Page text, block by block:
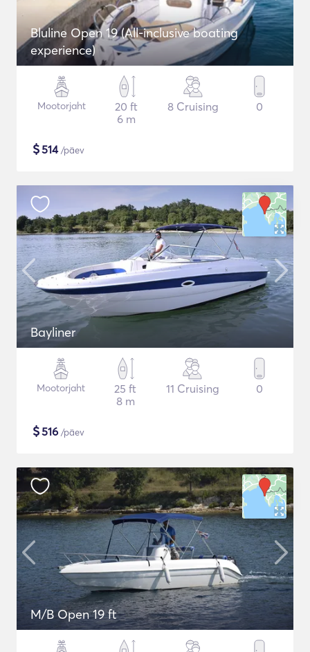
Bluline Open 19 (All-inclusive boating
experience)
Mootorjaht
20 ft
6 m
8 Cruising 0
$514/päev
Bayliner
Mootorjaht
25 ft
8 m
11 Cruising 0
$516 /päev
M/B Open 19 ft